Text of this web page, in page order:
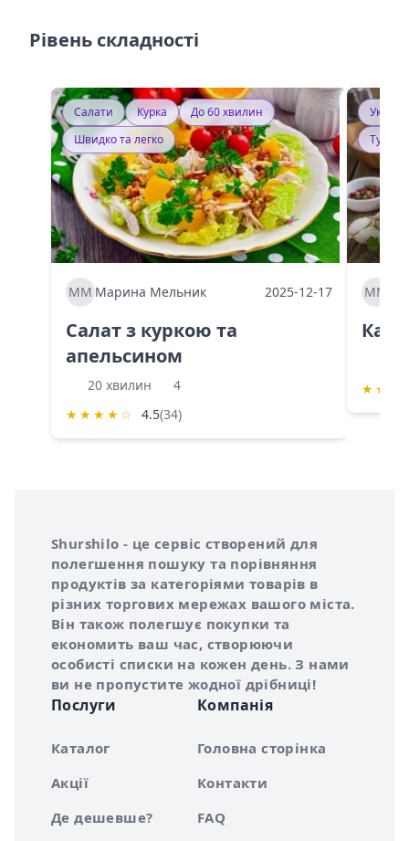
Рівень складності
Салати Курка
До 60 хвилин
Швидко та легко
ММ Марина Мельник 2025-12-17
Салат з куркою та
апельсином
20 хвилин
4
★ ★ ★ ★ ☆ 4.5(34)
ММ
★ ★
Про сервіс Shurshilo
Shurshilo - це сервіс створений для
полегшення пошуку та порівняння
продуктів за категоріями товарів в
різних торгових мережах вашого міста.
Він також полегшує покупки та
економить ваш час, створюючи
особисті списки на кожен день. З нами
ви не пропустите жодної дрібниці!
Послуги
Каталог
Акції
Де дешевше?
Компанія
Головна сторінка
Контакти
FAQ